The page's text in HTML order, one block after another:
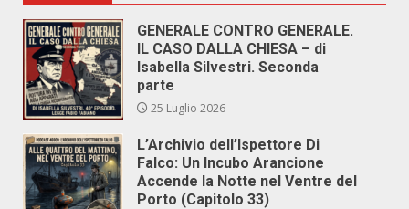
GENERALE CONTRO GENERALE.
IL CASO DALLA CHIESA – di
Isabella Silvestri. Seconda
parte
25 Luglio 2026
L’Archivio dell’Ispettore Di
Falco: Un Incubo Arancione
Accende la Notte nel Ventre del
Porto (Capitolo 33)